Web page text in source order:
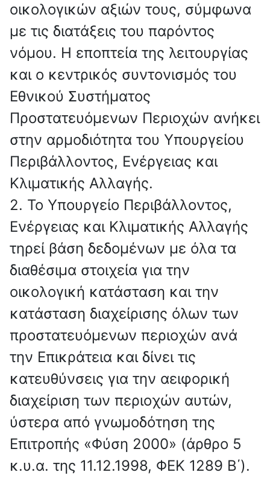
οικολογικών αξιών τους, σύμφωνα
με τις διατάξεις του παρόντος
νόμου. Η εποπτεία της λειτουργίας
και ο κεντρικός συντονισμός του
Εθνικού Συστήματος
Προστατευόμενων Περιοχών ανήκει
στην αρμοδιότητα του Υπουργείου
Περιβάλλοντος, Ενέργειας και
Κλιματικής Αλλαγής.
2. Το Υπουργείο Περιβάλλοντος,
Ενέργειας και Κλιματικής Αλλαγής
τηρεί βάση δεδομένων με όλα τα
διαθέσιμα στοιχεία για την
οικολογική κατάσταση και την
κατάσταση διαχείρισης όλων των
προστατευόμενων περιοχών ανά
την Επικράτεια και δίνει τις
κατευθύνσεις για την αειφορική
διαχείριση των περιοχών αυτών,
ύστερα από γνωμοδότηση της
Επιτροπής «Φύση 2000» (άρθρο 5
κ.υ.α. της 11.12.1998, ΦΕΚ 1289 Β΄).